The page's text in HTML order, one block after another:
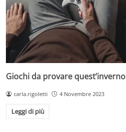
Giochi da provare quest’inverno
carla.rigoletti 4 Novembre 2023
Leggi di più